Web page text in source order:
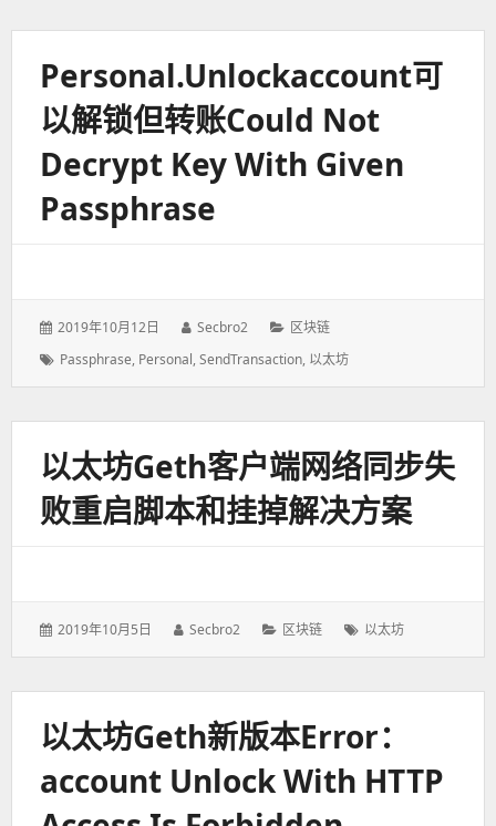
Personal.unlockaccount可
以解锁但转账could Not
Decrypt Key With Given
Passphrase
发
于：
2019年10月12日
作
Secbro2
分
区块链
标
Passphrase, Personal,SendTransaction, 以太坊
以太坊geth客户端网络同步失
败重启脚本和挂掉解决方案
发
2019年10月5日
作
Secbro2
分
区块链
标
以太坊
以太坊geth新版本error：
Account Unlock With HTTP